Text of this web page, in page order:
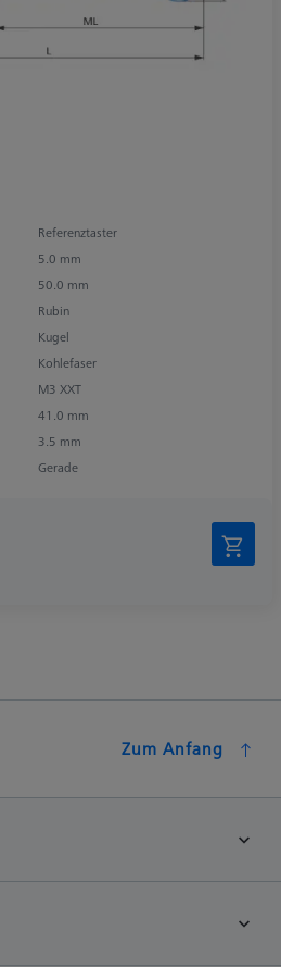
Referenztaster
5.0 mm
50.0 mm
Rubin
Kugel
Kohlefaser
M3 XXT
41.0 mm
3.5 mm
Gerade
Zum Anfang